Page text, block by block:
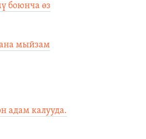
боюнча өз
мыйзам
адам калууда.